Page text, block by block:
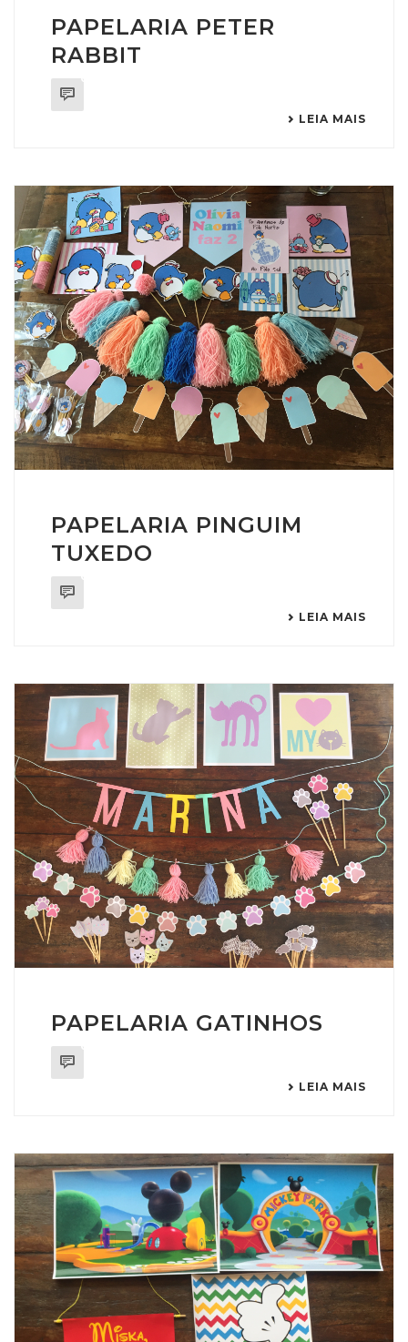
PAPELARIA PETER
RABBIT
0
LEIA MAIS
PAPELARIA PINGUIM
TUXEDO
0
LEIA MAIS
PAPELARIA GATINHOS
0
LEIA MAIS